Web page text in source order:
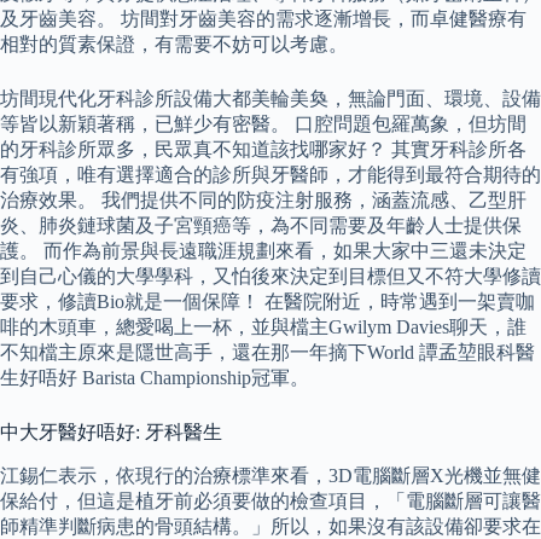
及牙齒美容。 坊間對牙齒美容的需求逐漸增長，而卓健醫療有
相對的質素保證，有需要不妨可以考慮。
坊間現代化牙科診所設備大都美輪美奐，無論門面、環境、設備
等皆以新穎著稱，已鮮少有密醫。 口腔問題包羅萬象，但坊間
的牙科診所眾多，民眾真不知道該找哪家好？ 其實牙科診所各
有強項，唯有選擇適合的診所與牙醫師，才能得到最符合期待的
治療效果。 我們提供不同的防疫注射服務，涵蓋流感、乙型肝
炎、肺炎鏈球菌及子宮頸癌等，為不同需要及年齡人士提供保
護。 而作為前景與長遠職涯規劃來看，如果大家中三還未決定
到自己心儀的大學學科，又怕後來決定到目標但又不符大學修讀
要求，修讀Bio就是一個保障！ 在醫院附近，時常遇到一架賣咖
啡的木頭車，總愛喝上一杯，並與檔主Gwilym Davies聊天，誰
不知檔主原來是隱世高手，還在那一年摘下World 譚孟堃眼科醫
生好唔好 Barista Championship冠軍。
中大牙醫好唔好: 牙科醫生
江錫仁表示，依現行的治療標準來看，3D電腦斷層X光機並無健
保給付，但這是植牙前必須要做的檢查項目，「電腦斷層可讓醫
師精準判斷病患的骨頭結構。」所以，如果沒有該設備卻要求在